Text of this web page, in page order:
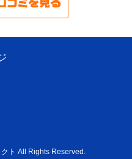
ト All Rights Reserved.